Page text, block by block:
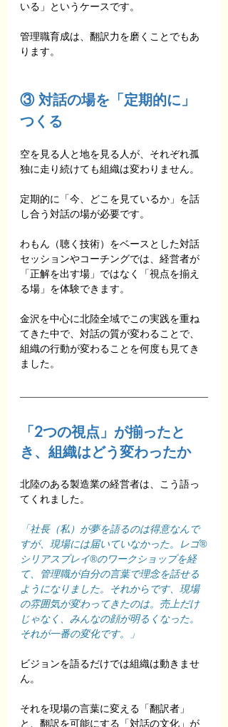
いる」というケースです。
管理職育成は、翻訳力を磨くことでもあ
ります。
③ 対話の場を「定期的に」
つくる
空を見る人と地を見る人が、それぞれ孤
独に走り続けても組織は変わりません。
定期的に「今、どこを見ているか」を話
し合う対話の場が必要です。
わもん（聴く技術）をベースとした対話
セッションやコーチングでは、経営者が
「正解を出す場」ではなく「視点を揃え
る場」を体験できます。
金沢を中心に北陸全域でこの実践を重ね
てきた中で、対話の質が変わることで、
組織の行動が変わることを何度も見てき
ました。
「2つの視点」が揃ったと
き、組織はどう変わったか
北陸のある製造業の経営者は、こう語っ
てくれました。
「社長（私）が夢を語るのは得意なんで
すが、現場には届いていなかった。レゴ®
シリアスプレイ®のワークショップを経
て、管理職が自分の言葉で理念を話せる
ようになりました。それからです、現場
の雰囲気が変わってきたのは。売上だけ
じゃなく、みんなの顔が明るくなった。
それが一番の変化です。」
ビジョンを語るだけでは組織は動きませ
ん。
それを現場の言葉に変える「翻訳者」
と、翻訳を可能にする「対話の文化」が